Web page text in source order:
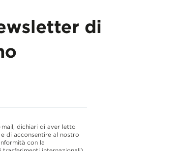
di
dichiari di aver letto
di acconsentire al nostro
con la